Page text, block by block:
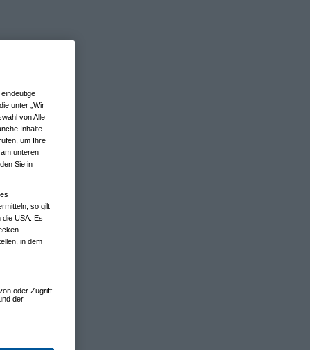
unter „Wir
von Alle
Inhalte
um Ihre
unteren
Sie in
so gilt
die USA. Es
in dem
oder Zugriff
der